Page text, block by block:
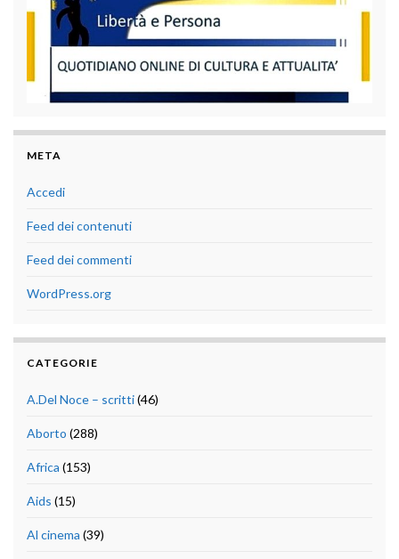
META
Accedi
Feed dei contenuti
Feed dei commenti
WordPress.org
CATEGORIE
A.Del Noce – scritti(46)
Aborto (288)
Africa (153)
Aids (15)
Al cinema (39)